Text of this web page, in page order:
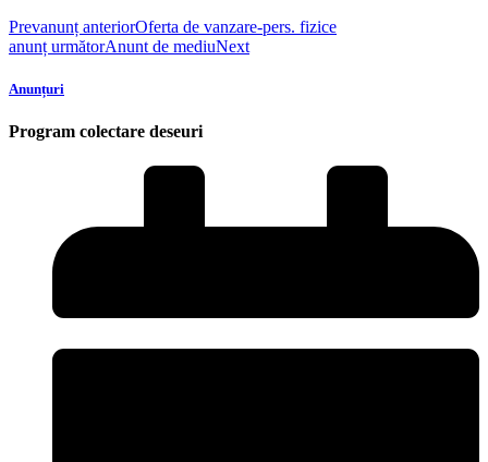
Prevanunț anteriorOferta de vanzare-pers. fizice
anunț următorAnunt de mediuNext
Anunțuri
Program colectare deseuri